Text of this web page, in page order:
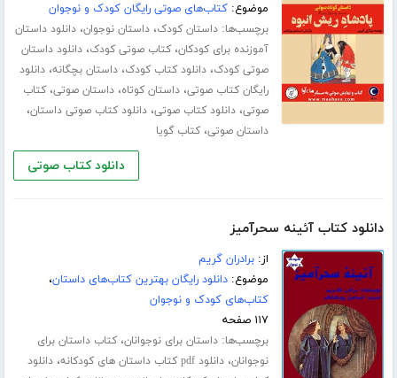
موضوع:کتاب‌های صوتی رایگان کودک و نوجوان
برچسب‌ها:داستان کودک،داستان نوجوان،دانلود داستان
آموزنده برای کودکان،کتاب صوتی کودک،دانلود داستان
صوتی کودک،دانلود کتاب کودک،داستان بچگانه،دانلود
رایگان کتاب صوتی،داستان کوتاه،داستان صوتی،کتاب
صوتی،دانلود کتاب صوتی،دانلود کتاب صوتی داستان،
داستان صوتی،کتاب گویا
دانلود کتاب صوتی
دانلود کتاب آئینه سحرآمیز
از:برادران گریم
موضوع:دانلود رایگان بهترین کتاب‌های داستان،
کتاب‌های کودک و نوجوان
۱۱۷ صفحه
برچسب‌ها:داستان برای نوجوانان،کتاب داستان برای
نوجوانان،دانلود pdf کتاب داستان های کودکانه ،دانلود